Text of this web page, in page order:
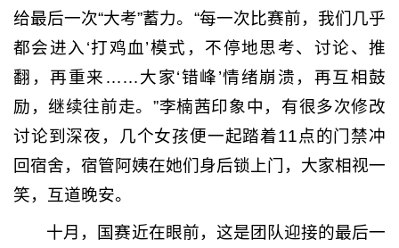
给最后一次“大考”蓄力。“每一次比赛前，我们几乎
都会进入‘打鸡血’模式，不停地思考、讨论、推
翻，再重来……大家‘错峰’情绪崩溃，再互相鼓
励，继续往前走。”李楠茜印象中，有很多次修改
讨论到深夜，几个女孩便一起踏着11点的门禁冲
回宿舍，宿管阿姨在她们身后锁上门，大家相视一
笑，互道晚安。
十月，国赛近在眼前，这是团队迎接的最后一